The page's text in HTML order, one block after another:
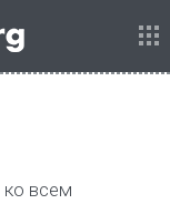
ко всем